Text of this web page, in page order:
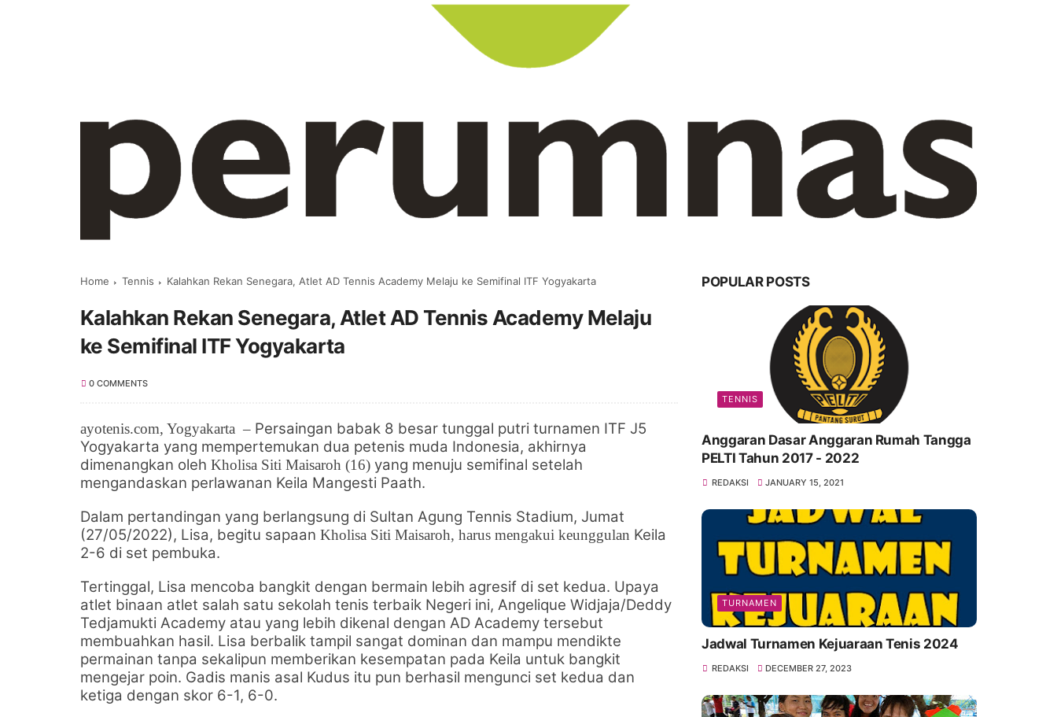
Home Tennis Kalahkan Rekan Senegara, Atlet AD Tennis Academy Melaju ke Semifinal ITF Yogyakarta
Kalahkan Rekan Senegara, Atlet AD Tennis Academy Melaju
ke Semifinal ITF Yogyakarta
0 COMMENTS
ayotenis.com, Yogyakarta – Persaingan babak 8 besar tunggal putri turnamen ITF J5
Yogyakarta yang mempertemukan dua petenis muda Indonesia, akhirnya
dimenangkan oleh Kholisa Siti Maisaroh (16) yang menuju semifinal setelah
mengandaskan perlawanan Keila Mangesti Paath.
Dalam pertandingan yang berlangsung di Sultan Agung Tennis Stadium, Jumat
(27/05/2022), Lisa, begitu sapaan Kholisa Siti Maisaroh, harus mengakui keunggulan Keila
2-6 di set pembuka.
Tertinggal, Lisa mencoba bangkit dengan bermain lebih agresif di set kedua. Upaya
atlet binaan atlet salah satu sekolah tenis terbaik Negeri ini, Angelique Widjaja/Deddy
Tedjamukti Academy atau yang lebih dikenal dengan AD Academy tersebut
membuahkan hasil. Lisa berbalik tampil sangat dominan dan mampu mendikte
permainan tanpa sekalipun memberikan kesempatan pada Keila untuk bangkit
mengejar poin. Gadis manis asal Kudus itu pun berhasil mengunci set kedua dan
ketiga dengan skor 6-1, 6-0.
POPULAR POSTS
TENNIS
Anggaran Dasar Anggaran Rumah Tangga
PELTI Tahun 2017 - 2022
REDAKSI JANUARY 15, 2021
TURNAMEN
Jadwal Turnamen Kejuaraan Tenis 2024
REDAKSI DECEMBER 27, 2023